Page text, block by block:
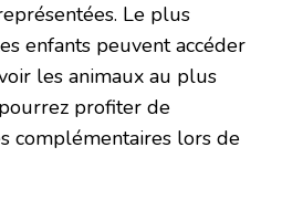
Le plus
enfants peuvent accéder
les animaux au plus
profiter de
complémentaires lors de